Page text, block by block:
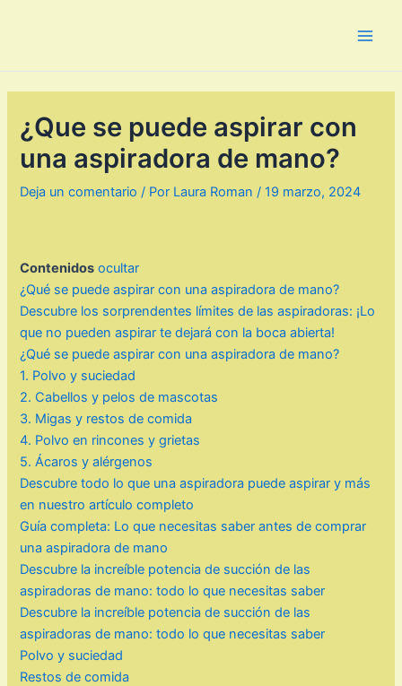
¿Que se puede aspirar con
una aspiradora de mano?
Deja un comentario / Por Laura Roman/19 marzo, 2024
Contenidos ocultar
¿Qué se puede aspirar con una aspiradora de mano?
Descubre los sorprendentes límites de las aspiradoras: ¡Lo
que no pueden aspirar te dejará con la boca abierta!
¿Qué se puede aspirar con una aspiradora de mano?
1. Polvo y suciedad
2. Cabellos y pelos de mascotas
3. Migas y restos de comida
4. Polvo en rincones y grietas
5. Ácaros y alérgenos
Descubre todo lo que una aspiradora puede aspirar y más
en nuestro artículo completo
Guía completa: Lo que necesitas saber antes de comprar
una aspiradora de mano
Descubre la increíble potencia de succión de las
aspiradoras de mano: todo lo que necesitas saber
Descubre la increíble potencia de succión de las
aspiradoras de mano: todo lo que necesitas saber
Polvo y suciedad
Restos de comida